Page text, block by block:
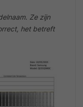
Ze zijn
het betreft